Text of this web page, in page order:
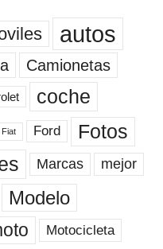
autos
Camionetas
coche
Fiat Ford Fotos
Marcas mejor
Modelo
Motocicleta